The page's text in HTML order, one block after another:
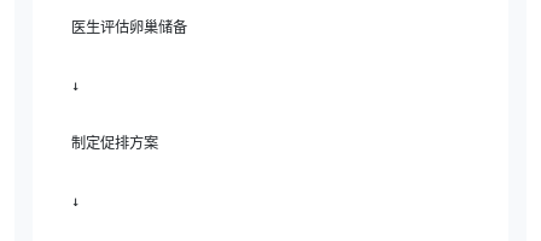
医生评估卵巢储备
↓
制定促排方案
↓